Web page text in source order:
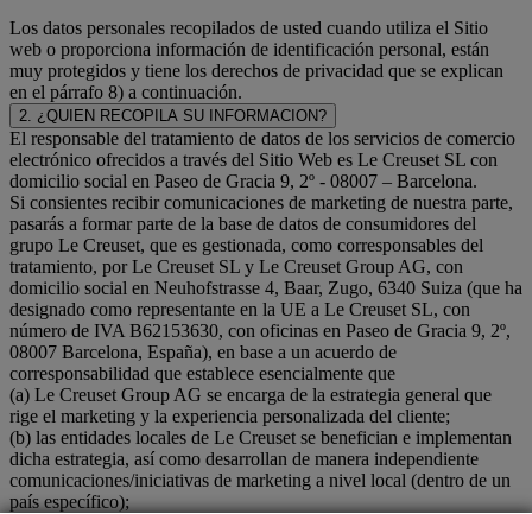
Los datos personales recopilados de usted cuando utiliza el Sitio
web o proporciona información de identificación personal, están
muy protegidos y tiene los derechos de privacidad que se explican
en el párrafo 8) a continuación.
2. ¿QUIEN RECOPILA SU INFORMACION?
El responsable del tratamiento de datos de los servicios de comercio
electrónico ofrecidos a través del Sitio Web es Le Creuset SL con
domicilio social en Paseo de Gracia 9, 2º - 08007 – Barcelona.
Si consientes recibir comunicaciones de marketing de nuestra parte,
pasarás a formar parte de la base de datos de consumidores del
grupo Le Creuset, que es gestionada, como corresponsables del
tratamiento, por Le Creuset SL y Le Creuset Group AG, con
domicilio social en Neuhofstrasse 4, Baar, Zugo, 6340 Suiza (que ha
designado como representante en la UE a Le Creuset SL, con
número de IVA B62153630, con oficinas en Paseo de Gracia 9, 2º,
08007 Barcelona, España), en base a un acuerdo de
corresponsabilidad que establece esencialmente que
(a) Le Creuset Group AG se encarga de la estrategia general que
rige el marketing y la experiencia personalizada del cliente;
(b) las entidades locales de Le Creuset se benefician e implementan
dicha estrategia, así como desarrollan de manera independiente
comunicaciones/iniciativas de marketing a nivel local (dentro de un
país específico);